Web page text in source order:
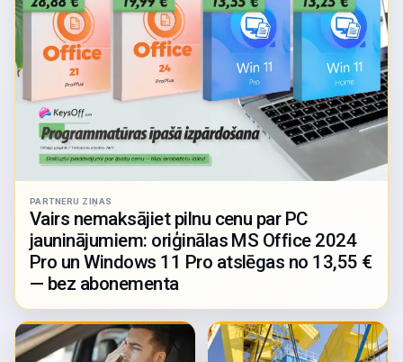
PARTNERU ZIŅAS
Vairs nemaksājiet pilnu cenu par PC
jauninājumiem: oriģinālas MS Office 2024
Pro un Windows 11 Pro atslēgas no 13,55 €
— bez abonementa